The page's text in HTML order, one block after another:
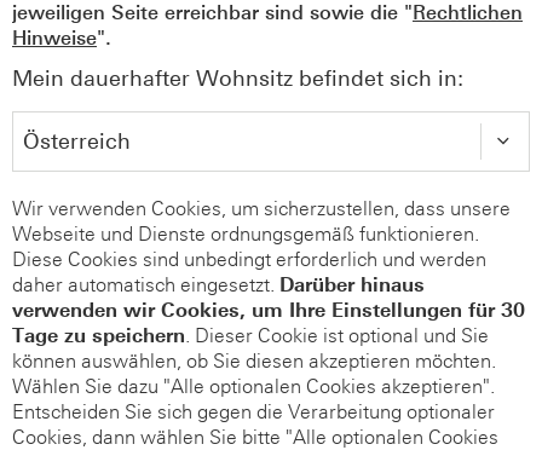
jeweiligen Seite erreichbar sind sowie die "Rechtlichen
Hinweise".
Mein dauerhafter Wohnsitz befindet sich in:
Wir verwenden Cookies, um sicherzustellen, dass unsere
Webseite und Dienste ordnungsgemäß funktionieren.
Diese Cookies sind unbedingt erforderlich und werden
daher automatisch eingesetzt. Darüber hinaus
verwenden wir Cookies, um Ihre Einstellungen für 30
Tage zu speichern. Dieser Cookie ist optional und Sie
können auswählen, ob Sie diesen akzeptieren möchten.
Wählen Sie dazu "Alle optionalen Cookies akzeptieren".
Entscheiden Sie sich gegen die Verarbeitung optionaler
Cookies, dann wählen Sie bitte "Alle optionalen Cookies